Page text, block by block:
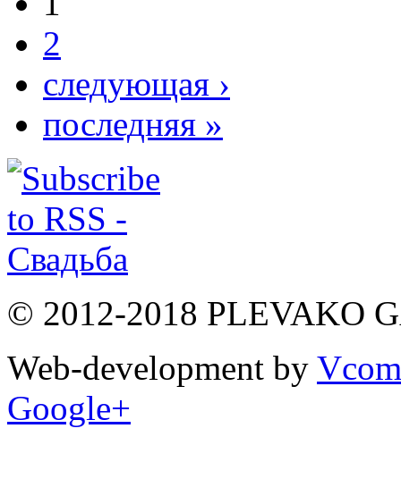
2
следующая ›
последняя »
© 2012-2018 PLEVAKO
Web-development by Vcom
Google+